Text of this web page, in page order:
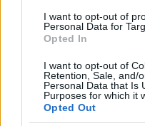
I want to opt-out of
Personal Data for
Opted In
I want to opt-out of
Retention, Sale, and/
Personal Data that Is
Purposes for which it
Opted Out
Σε ανακοίνωσή του, ο
και σύμφωνα με την
Ισραηλινές Αμυντικές
επιχειρησιακές